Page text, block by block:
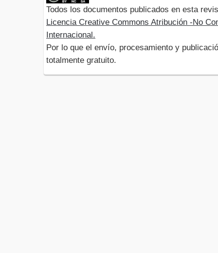
Todos los documentos publicados en esta
Licencia Creative Commons Atribución -No
Internacional.
Por lo que el envío, procesamiento y
totalmente gratuito.